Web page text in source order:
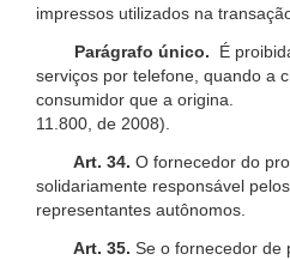
impressos utilizados na
Parágrafo único.
É
serviços por telefone, quando a
consumidor que a origina.
11.800, de 2008).
Art. 34. O fornecedor do
solidariamente responsável
representantes autônomos.
Art. 35. Se o fornecedor de